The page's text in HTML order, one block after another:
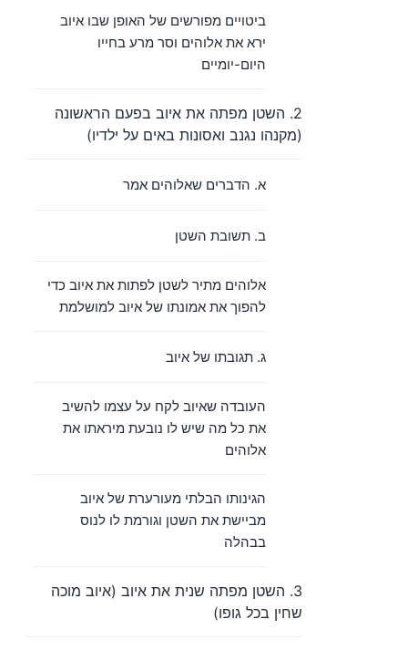
ביטויים מפורשים של האופן שבו איוב
ירא את אלוהים וסר מרע בחייו
היום-יומיים
2. השטן מפתה את איוב בפעם הראשונה
(מקנהו נגנב ואסונות באים על ילדיו)
א. הדברים שאלוהים אמר
ב. תשובת השטן
אלוהים מתיר לשטן לפתות את איוב כדי
להפוך את אמונתו של איוב למושלמת
ג. תגובתו של איוב
העובדה שאיוב לקח על עצמו להשיב
את כל מה שיש לו נובעת מיראתו את
אלוהים
הגינותו הבלתי מעורערת של איוב
מביישת את השטן וגורמת לו לנוס
בבהלה
3. השטן מפתה שנית את איוב (איוב מוכה
שחין בכל גופו)